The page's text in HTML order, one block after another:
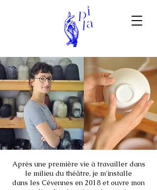
Après une première vie à travailler dans
le milieu du théâtre, je m'installe
dans les Cévennes en 2018 et ouvre mon